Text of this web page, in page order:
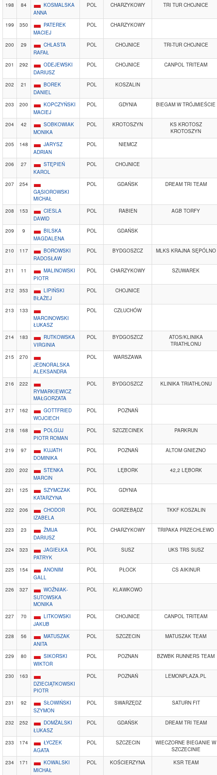
198 84
KOSMALSKA
ANNA
POL CHARZYKOWY TRI TUR CHOJNICE
199 350
PATEREK
MACIEJ
POL CHARZYKOWY
200 29
CHLASTA
RAFAŁ
POL CHOJNICE TRI-TUR CHOJNICE
201 292
ODEJEWSKI
DARIUSZ
POL CHOJNICE CANPOL TRITEAM
202 21
BOREK
DANIEL
POL KOSZALIN
203 200
KOPCZYŃSKI
MACIEJ
POL GDYNIA BIEGAM W TRÓJMIEŚCIE
204 42
SOBKOWIAK
MONIKA
POL KROTOSZYN
KS KROTOSZ
KROTOSZYN
205
148
JARYSZ
ADRIAN
POL NIEMCZ
206 27
STĘPIEŃ
KAROL
POL CHOJNICE
207
254
GĄSIOROWSKI
MICHAŁ
POL GDAŃSK DREAM TRI TEAM
208 153
CIESLA
DAWID
POL RABIEN AGB TORFY
209 9
BILSKA
MAGDALENA
POL GDAŃSK
210 117
BOROWSKI
RADOSŁAW
POL BYDGOSZCZ MLKS KRAJNA SĘPÓLNO
211 11
MALINOWSKI
PIOTR
POL CHARZYKOWY SZUWAREK
212 353
LIPIŃSKI
BŁAŻEJ
POL CHOJNICE
213
133
MARCINOWSKI
ŁUKASZ
POL CZŁUCHÓW
214 183
RUTKOWSKA
VIRGINIA
POL BYDGOSZCZ
ATOS/KLINIKA
TRIATHLONU
215
270
JEDNORALSKA
ALEKSANDRA
POL WARSZAWA
216
222
RYMARKIEWICZ
MAŁGORZATA
POL BYDGOSZCZ KLINIKA TRIATHLONU
217 162
GOTTFRIED
WOJCIECH
POL POZNAŃ
218 168
POLGUJ
PIOTR ROMAN
POL SZCZECINEK PARKRUN
219 97
KUJATH
DOMINIKA
POL POZNAŃ ALTOM GNIEZNO
220 202
STENKA
MARCIN
POL LĘBORK 42,2 LĘBORK
221 125
SZYMCZAK
KATARZYNA
POL GDYNIA
222 206
CHODOR
IZABELA
POL GORZEBĄDZ TKKF KOSZALIN
223 23
ŻMIJA
DARIUSZ
POL CHARZYKOWY TRIPAKA PRZECHLEWO
224 323
JAGIEŁKA
PATRYK
POL SUSZ UKS TRS SUSZ
225 154
ANONIM
GALL
POL PŁOCK CS AIKINUR
226 327
WOŹNIAK-
SUTOWSKA
MONIKA
POL KLAWKOWO
227 70
LITKOWSKI
JAKUB
POL CHOJNICE CANPOL TRITEAM
228 56
MATUSZAK
ANITA
POL SZCZECIN MATUSZAK TEAM
229 80
SIKORSKI
WIKTOR
POL POZNAN BZWBK RUNNERS TEAM
230
163
DZIECIĄTKOWSKI
PIOTR
POL POZNAŃ LEMONPLAZA.PL
231 92
SŁOWIŃSKI
SZYMON
POL SWARZĘDZ SATURN FIT
232 252
DOMŻALSKI
ŁUKASZ
POL GDAŃSK DREAM TRI TEAM
233 174
ŁYCZEK
AGATA
POL SZCZECIN
WIECZORNE BIEGANIE W
SZCZECINIE
234
171
KOWALSKI
MICHAŁ
POL KOŚCIERZYNA KSR TEAM